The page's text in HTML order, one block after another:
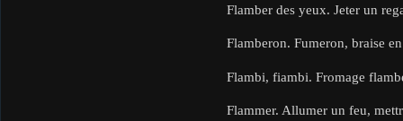
Flamber des yeux. Jeter un
Flamberon. Fumeron, braise
Flambi, fiambi. Fromage
Flammer. Allumer un feu,